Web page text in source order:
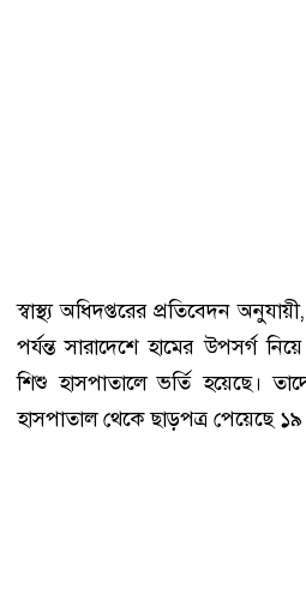
স্বাস্থ্য অধিদপ্তরের প্রতিবেদন
পর্যন্ত সারাদেশে হামের উপসর্গ
শিশু হাসপাতালে ভর্তি হয়েছে।
হাসপাতাল থেকে ছাড়পত্র পেয়েছে